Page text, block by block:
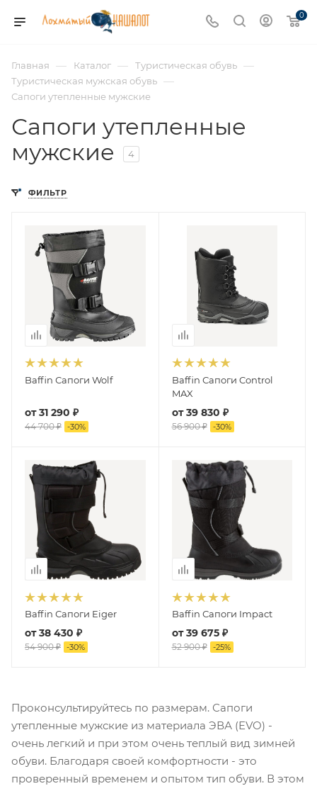
0
Главная — Каталог — Туристическая обувь —
Туристическая мужская обувь —
Сапоги утепленные мужские
Сапоги утепленные
мужские
4
ФИЛЬТР
Baffin Сапоги Wolf
от31 290 ₽
44 700 ₽ -30%
Baffin Сапоги Control
MAX
от39 830 ₽
56 900 ₽ -30%
Baffin Сапоги Eiger
от38 430 ₽
54 900 ₽ -30%
Baffin Сапоги Impact
от39 675 ₽
52 900 ₽ -25%
Проконсультируйтесь по размерам. Сапоги
утепленные мужские из материала ЭВА (EVO) -
очень легкий и при этом очень теплый вид зимней
обуви. Благодаря своей комфортности - это
проверенный временем и опытом тип обуви. В этом